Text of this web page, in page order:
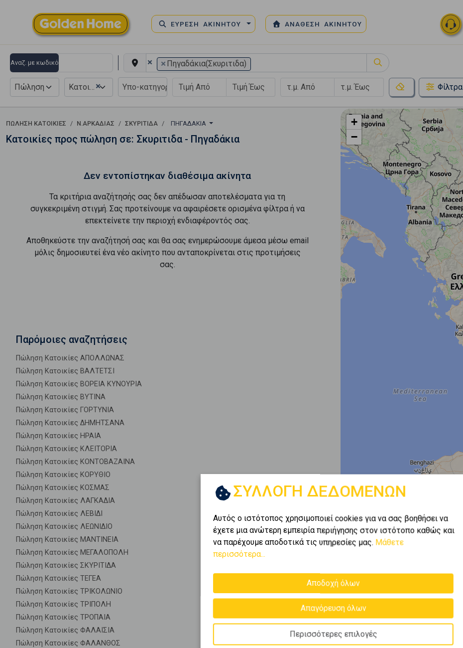
ΕΥΡΕΣΗ ΑΚΙΝΗΤΟΥ ΑΝΑΘΕΣΗ ΑΚΙΝΗΤΟΥ
Αναζ. με κωδικό × × Πηγαδάκια(Σκυριτιδα)
Πώληση ×
Κατοικία Φίλτρα
ΠΏΛΗΣΗ ΚΑΤΟΙΚΊΕΣ Ν.ΑΡΚΑΔΙΑΣ ΣΚΥΡΙΤΙΔΑ ΠΗΓΑΔΆΚΙΑ
Κατοικίες προς πώληση σε: Σκυριτιδα - Πηγαδάκια
Δεν εντοπίστηκαν διαθέσιμα ακίνητα
Τα κριτήρια αναζήτησής σας δεν απέδωσαν αποτελέσματα για τη
συγκεκριμένη στιγμή. Σας προτείνουμε να αφαιρέσετε ορισμένα φίλτρα ή να
επεκτείνετε την περιοχή ενδιαφέροντός σας.
Αποθηκεύστε την αναζήτησή σας και θα σας ενημερώσουμε άμεσα μέσω email
μόλις δημοσιευτεί ένα νέο ακίνητο που ανταποκρίνεται στις προτιμήσεις
σας.
Παρόμοιες αναζητήσεις
Πώληση Κατοικίες ΑΠΟΛΛΩΝΑΣ
Πώληση Κατοικίες ΒΑΛΤΕΤΣΙ
Πώληση Κατοικίες ΒΟΡΕΙΑ ΚΥΝΟΥΡΙΑ
Πώληση Κατοικίες ΒΥΤΙΝΑ
Πώληση Κατοικίες ΓΟΡΤΥΝΙΑ
Πώληση Κατοικίες ΔΗΜΗΤΣΑΝΑ
Πώληση Κατοικίες ΗΡΑΙΑ
Πώληση Κατοικίες ΚΛΕΙΤΟΡΙΑ
Πώληση Κατοικίες ΚΟΝΤΟΒΑΖΑΙΝΑ
Πώληση Κατοικίες ΚΟΡΥΘΙΟ
Πώληση Κατοικίες ΚΟΣΜΑΣ
Πώληση Κατοικίες ΛΑΓΚΑΔΙΑ
Πώληση Κατοικίες ΛΕΒΙΔΙ
Πώληση Κατοικίες ΛΕΩΝΙΔΙΟ
Πώληση Κατοικίες ΜΑΝΤΙΝΕΙΑ
Πώληση Κατοικίες ΜΕΓΑΛΟΠΟΛΗ
Πώληση Κατοικίες ΣΚΥΡΙΤΙΔΑ
Πώληση Κατοικίες ΤΕΓΕΑ
Πώληση Κατοικίες ΤΡΙΚΟΛΩΝΙΟ
Πώληση Κατοικίες ΤΡΙΠΟΛΗ
Πώληση Κατοικίες ΤΡΟΠΑΙΑ
Πώληση Κατοικίες ΦΑΛΑΙΣΙΑ
Πώληση Κατοικίες ΦΑΛΑΝΘΟΣ
+
−
ΣΥΛΛΟΓΗ ΔΕΔΟΜΕΝΩΝ
Αυτός ο ιστότοπος χρησιμοποιεί cookies για να σας βοηθήσει να
έχετε μια ανώτερη εμπειρία περιήγησης στον ιστότοπο καθώς και
να παρέχουμε αποδοτικά τις υπηρεσίες μας. Μάθετε
περισσότερα...
Αποδοχή όλων
Απαγόρευση όλων
Περισσότερες επιλογές